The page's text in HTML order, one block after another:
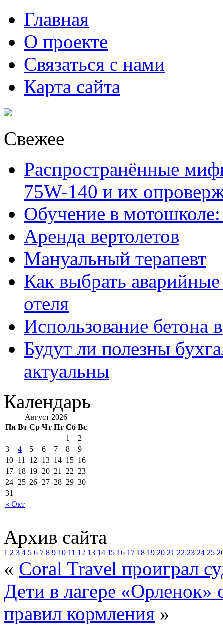
Главная
О проекте
Связаться с нами
Карта сайта
Свежее
Распространённые
75W-140 и их
Обучение в
Аренда вертолетов
Мануальный терапевт
Как выбрать
отеля
Использование бетона
Будут ли полезны
актуальны
Календарь
Август 2026
Пн Вт Ср Чт Пт Сб Вс
« Окт
1
2
3
4 5 6 7 8
9
10 11 12 13 14 15 16
17 18 19 20 21 22 23
24 25 26 27 28 29 30
31
Архив сайта
1 2 3 4 5 6 7 8 9 10 11 12 13 14 15 16 17 18 19 20 21 22 23 24 25
« Coral Travel проиграл
Дети в лагере «Орленок»
правил кормления »